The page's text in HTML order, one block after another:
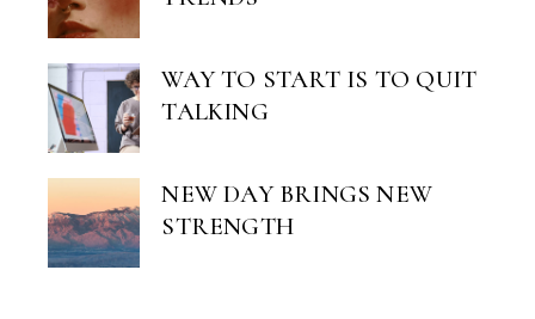
WAY TO START IS TO QUIT
TALKING
NEW DAY BRINGS NEW
STRENGTH